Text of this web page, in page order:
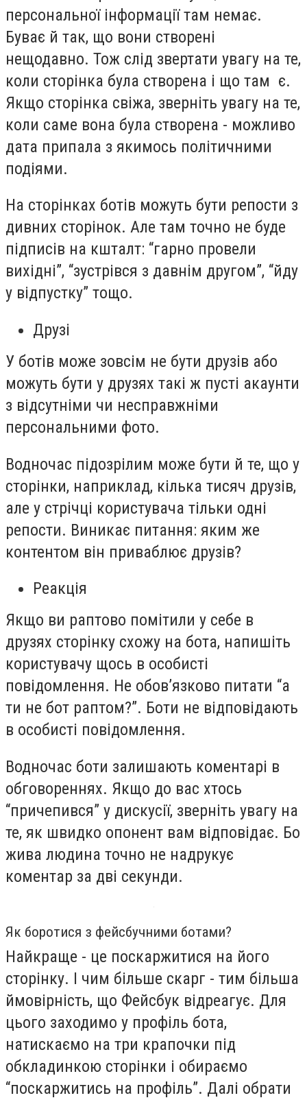
персональної інформації там немає.
Буває й так, що вони створені
нещодавно. Тож слід звертати увагу на те,
коли сторінка була створена і що там є.
Якщо сторінка свіжа, зверніть увагу на те,
коли саме вона була створена - можливо
дата припала з якимось політичними
подіями.
На сторінках ботів можуть бути репости з
дивних сторінок. Але там точно не буде
підписів на кшталт: “гарно провели
вихідні”, “зустрівся з давнім другом”, “йду
у відпустку” тощо.
Друзі
У ботів може зовсім не бути друзів або
можуть бути у друзях такі ж пусті акаунти
з відсутніми чи несправжніми
персональними фото.
Водночас підозрілим може бути й те, що у
сторінки, наприклад, кілька тисяч друзів,
але у стрічці користувача тільки одні
репости. Виникає питання: яким же
контентом він приваблює друзів?
Реакція
Якщо ви раптово помітили у себе в
друзях сторінку схожу на бота, напишіть
користувачу щось в особисті
повідомлення. Не обов’язково питати “а
ти не бот раптом?”. Боти не відповідають
в особисті повідомлення.
Водночас боти залишають коментарі в
обговореннях. Якщо до вас хтось
“причепився” у дискусії, зверніть увагу на
те, як швидко опонент вам відповідає. Бо
жива людина точно не надрукує
коментар за дві секунди.
Як боротися з фейсбучними ботами?
Найкраще - це поскаржитися на його
сторінку. І чим більше скарг - тим більша
ймовірність, що Фейсбук відреагує. Для
цього заходимо у профіль бота,
натискаємо на три крапочки під
обкладинкою сторінки і обираємо
“поскаржитись на профіль”. Далі обрати